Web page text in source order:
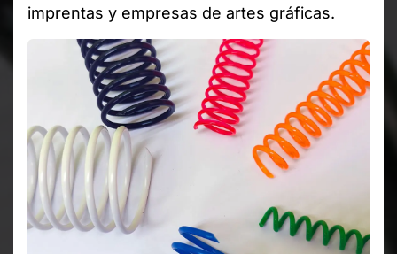
imprentas y empresas de artes gráficas.